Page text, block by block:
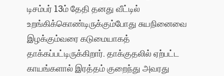
டிசம்பர் 13ம் தேதி தனது வீட்டில்
உறங்கிக்கொண்டிருக்கும்போது சுயநினைவை
இழக்கும்வரை கடுமையாகத்
தாக்கப்பட்டிருக்கிறார். தாக்குதலில் ஏற்பட்ட
காயங்களால் இரத்தம் குறைந்து அவரது